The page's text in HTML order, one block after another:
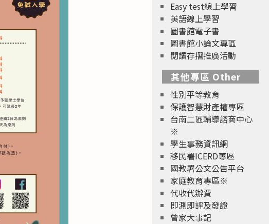
Easy test線上學習
英語線上學習
圖書館電子書
圖書館小論文專區
閱讀存摺推廣活動
其他專區 Other
性別平等教育
保護智慧財產權專區
台南二區輔導諮商中心
※
學生事務資訊網
移民署ICERD專區
國教署公文公告平台
家庭教育專區※
代收代辦費
即測即評及發證
曾家大事記